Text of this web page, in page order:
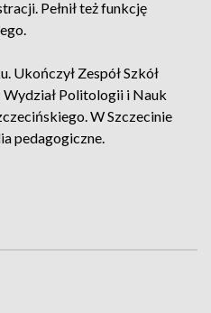
Pełnił też funkcję
Ukończył Zespół Szkół
Politologii i Nauk
W Szczecinie
pedagogiczne.